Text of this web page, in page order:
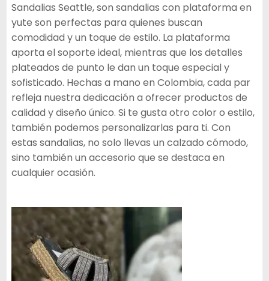
Sandalias Seattle, son sandalias con plataforma en
yute son perfectas para quienes buscan
comodidad y un toque de estilo. La plataforma
aporta el soporte ideal, mientras que los detalles
plateados de punto le dan un toque especial y
sofisticado. Hechas a mano en Colombia, cada par
refleja nuestra dedicación a ofrecer productos de
calidad y diseño único. Si te gusta otro color o estilo,
también podemos personalizarlas para ti. Con
estas sandalias, no solo llevas un calzado cómodo,
sino también un accesorio que se destaca en
cualquier ocasión.